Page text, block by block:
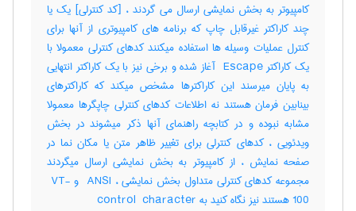
کامپیوتر به بخش نمایشی ارسال می گردند ، [کد کنترلی] یک یا
چند کاراکتر غیرقابل چاپ که برنامه های کامپیوتری از آنها برای
کنترل عملیات وسیله ها استفاده میکنند کدهای کنترلی معمولا با
یک کاراکتر ‎ Escape آغاز شده و برخی نیز با یک کاراکتر انتهایی
به پایان میرسند این کاراکترها مشخص میکند که کاراکترهای
بینابین فرمان هستند نه اطلاعات کدهای کنترلی چاپگرها معمولا
مشابه نبوده و در کتابچه راهنمای آنها ذکر میشوند در بخش
ویدئویی ، کدهای کنترلی برای تغییر ظاهر متن یا مکان نما در
صفحه نمایش ، از کامپیوتر به بخش نمایشی ارسال میگردند
مجموعه کدهای کنترلی متداول بخش نمایشی ، ‎ ANSI و ‎ VT-
100 هستند نیز نگاه کنید به ‎control ‎ character